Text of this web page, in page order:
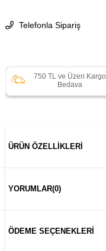
Telefonla Sipariş
750 TL ve Üzeri Kargo
Bedava
ÜRÜN ÖZELLIKLERI
YORUMLAR(0)
ÖDEME SEÇENEKLERI